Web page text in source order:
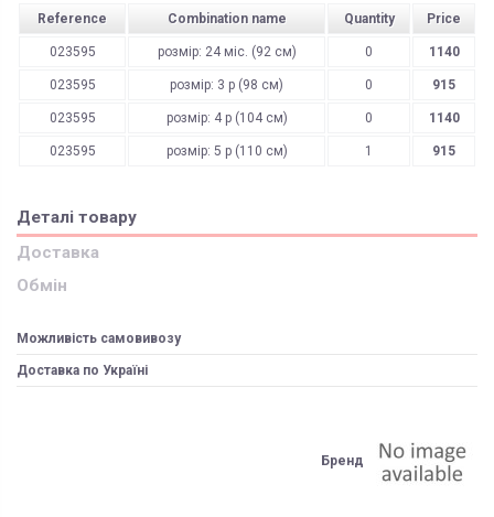
Reference Combination name Quantity Price
023595 розмір: 24 міс. (92 см) 0 1140
023595 розмір: 3 р (98 см) 0 915
023595 розмір: 4 р (104 см) 0 1140
023595 розмір: 5 р (110 см) 1 915
Деталі товару
Доставка
Обмін
Можливість самовивозу
Доставка по Україні
Бренд